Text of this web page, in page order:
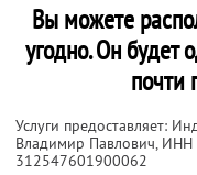
Вы можете
угодно. Он будет
почти
Услуги предоставляет:
Владимир Павлович, ИНН
312547601900062